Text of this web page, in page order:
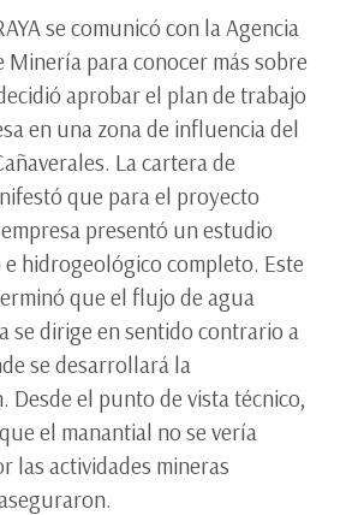
se comunicó con la Agencia
Minería para conocer más sobre
aprobar el plan de trabajo
en una zona de influencia del
La cartera de
que para el proyecto
presentó un estudio
hidrogeológico completo. Este
que el flujo de agua
se dirige en sentido contrario a
se desarrollará la
Desde el punto de vista técnico,
el manantial no se vería
las actividades mineras